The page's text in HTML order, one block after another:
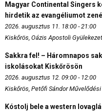
Magyar Continental Singers
hirdetik az evangéliumot
2026. augusztus 11. 18:00 - 21:00
Kiskőrös, Oázis Apostoli
Sakkra fel! – Háromnapos
iskolásokat Kiskőrösön
2026. augusztus 12. 09:00 - 12:00
Kiskőrös, Petőfi Sándor
Kóstolj bele a western